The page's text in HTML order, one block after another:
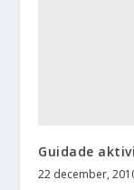
Guidade
22 december,